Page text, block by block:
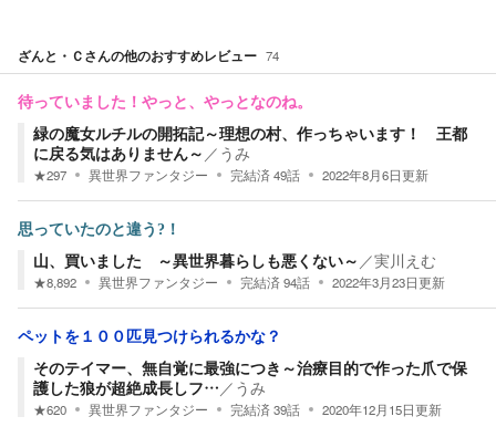
ざんと・Ｃさんの他のおすすめレビュー 74
待っていました！やっと、やっとなのね。
緑の魔女ルチルの開拓記～理想の村、作っちゃいます！ 王都
に戻る気はありません～ ／ うみ
★297 異世界ファンタジー 完結済49話 2022年8月6日更新
思っていたのと違う?！
山、買いました ～異世界暮らしも悪くない～ ／実川えむ
★8,892 異世界ファンタジー 完結済94話 2022年3月23日更新
ペットを１００匹見つけられるかな？
そのテイマー、無自覚に最強につき～治療目的で作った爪で保
護した狼が超絶成長しフ… ／ うみ
★620 異世界ファンタジー 完結済39話 2020年12月15日更新